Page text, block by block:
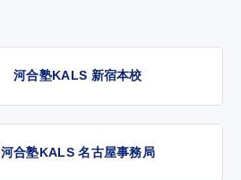
河合塾KALS 新宿本校
河合塾KALS 名古屋事務局